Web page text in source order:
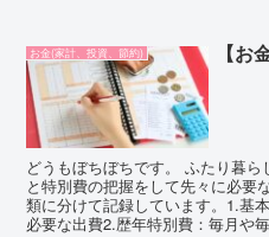
お金(家計、投資、節約) 【お
どうもぼちぼちです。 ふたり暮
と特別費の把握をして先々に必要
類に分けて記録しています。1.基
必要な出費2.歴年特別費：毎月や